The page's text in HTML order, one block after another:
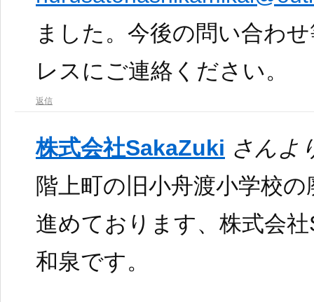
ました。今後の問い合わ
レスにご連絡ください。
返信
株式会社SakaZuki さんよ
階上町の旧小舟渡小学校
進めております、株式会
和泉です。